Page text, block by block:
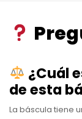
¿Cuál
de esta
La báscula tiene